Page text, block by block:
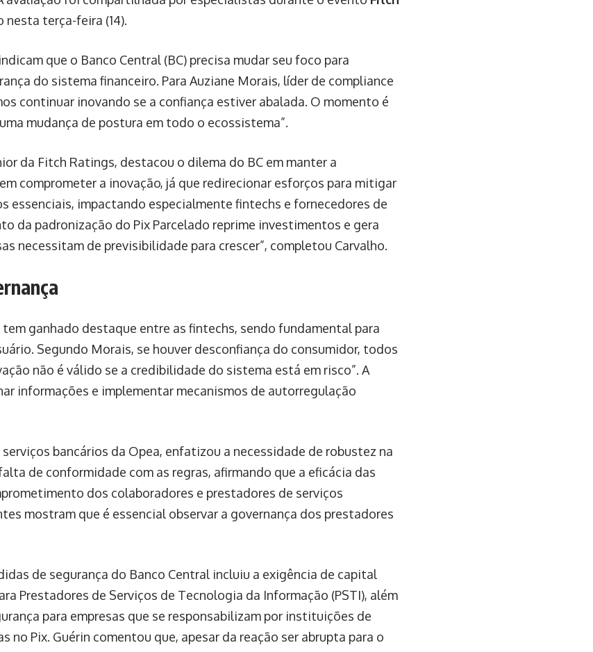
nesta terça-feira (14).
que o Banco Central (BC) precisa mudar seu foco para
do sistema financeiro. Para Auziane Morais, líder de compliance
continuar inovando se a confiança estiver abalada. O momento é
mudança de postura em todo o ecossistema”.
da Fitch Ratings, destacou o dilema do BC em manter a
comprometer a inovação, já que redirecionar esforços para mitigar
essenciais, impactando especialmente fintechs e fornecedores de
da padronização do Pix Parcelado reprime investimentos e gera
necessitam de previsibilidade para crescer”, completou Carvalho.
ganhado destaque entre as fintechs, sendo fundamental para
Segundo Morais, se houver desconfiança do consumidor, todos
não é válido se a credibilidade do sistema está em risco”. A
informações e implementar mecanismos de autorregulação
bancários da Opea, enfatizou a necessidade de robustez na
de conformidade com as regras, afirmando que a eficácia das
dos colaboradores e prestadores de serviços
mostram que é essencial observar a governança dos prestadores
de segurança do Banco Central incluiu a exigência de capital
Prestadores de Serviços de Tecnologia da Informação (PSTI), além
para empresas que se responsabilizam por instituições de
no Pix. Guérin comentou que, apesar da reação ser abrupta para o